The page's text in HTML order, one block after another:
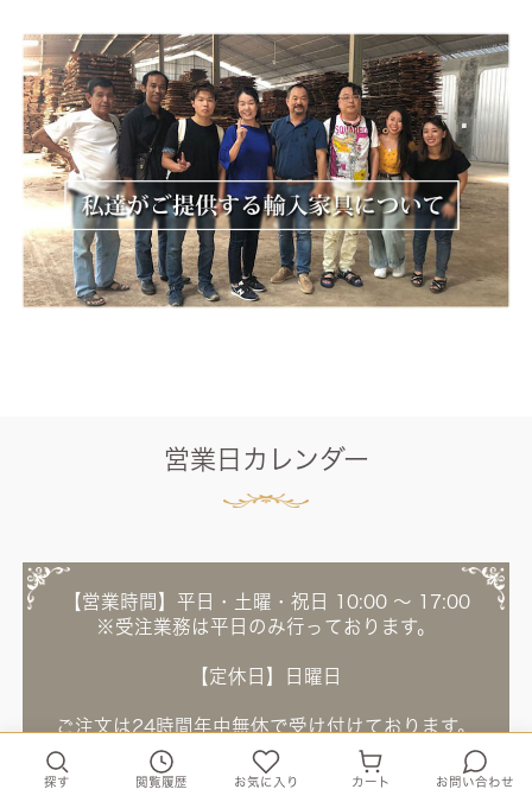
営業日カレンダー
【営業時間】平日・土曜・祝日 10:00 ～ 17:00
※受注業務は平日のみ行っております。
【定休日】日曜日
ご注文は24時間年中無休で受け付けております。
0120-655-418
探す 閲覧履歴 お気に入り カート お問い合わせ